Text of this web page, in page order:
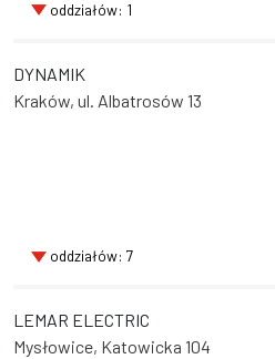
oddziałów: 1
DYNAMIK
Kraków, ul. Albatrosów 13
oddziałów: 7
LEMAR ELECTRIC
Mysłowice, Katowicka 104